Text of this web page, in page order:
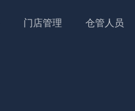
门店管理 仓管人员